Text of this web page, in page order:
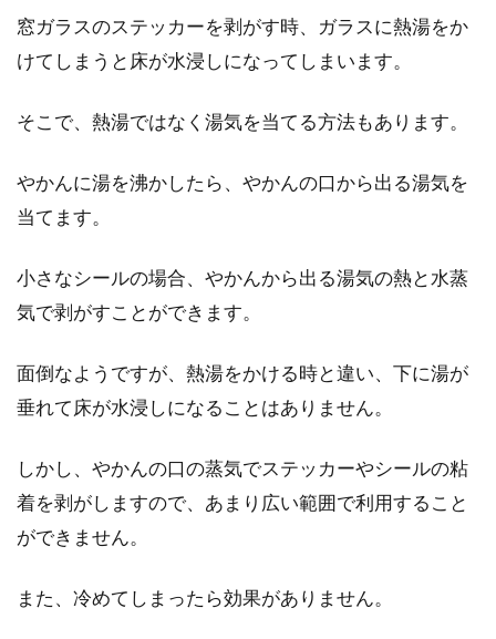
窓ガラスのステッカーを剥がす時、ガラスに熱湯をか
けてしまうと床が水浸しになってしまいます。
そこで、熱湯ではなく湯気を当てる方法もあります。
やかんに湯を沸かしたら、やかんの口から出る湯気を
当てます。
小さなシールの場合、やかんから出る湯気の熱と水蒸
気で剥がすことができます。
面倒なようですが、熱湯をかける時と違い、下に湯が
垂れて床が水浸しになることはありません。
しかし、やかんの口の蒸気でステッカーやシールの粘
着を剥がしますので、あまり広い範囲で利用すること
ができません。
また、冷めてしまったら効果がありません。